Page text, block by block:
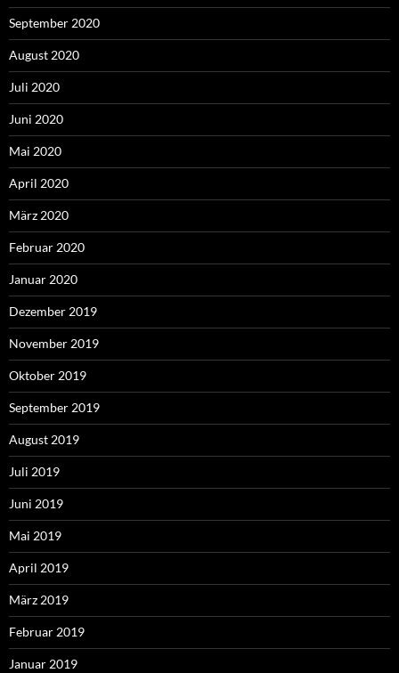
September 2020
August 2020
Juli 2020
Juni 2020
Mai 2020
April 2020
März 2020
Februar 2020
Januar 2020
Dezember 2019
November 2019
Oktober 2019
September 2019
August 2019
Juli 2019
Juni 2019
Mai 2019
April 2019
März 2019
Februar 2019
Januar 2019